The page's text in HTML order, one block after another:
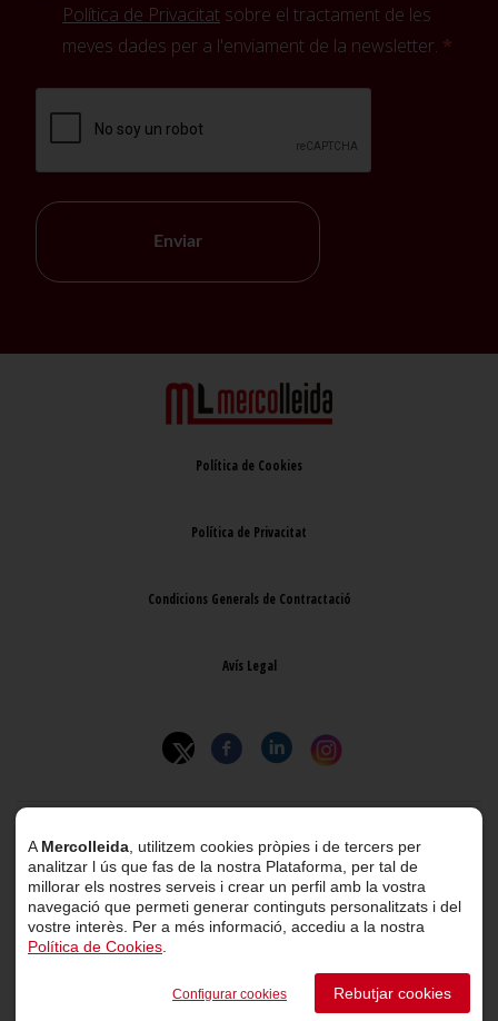
Política de Privacitat sobre el tractament de les
meves dades per a l'enviament de la newsletter.
Enviar
Política de Cookies
Política de Privacitat
Condicions Generals de Contractació
Avís Legal
© 2026 Mercolleida. Tots els drets reservats.
Projecte web desenvolupat perACTIUM Digital
Portal de transparència
A Mercolleida , utilitzem cookies pròpies i de tercers per
analitzar l ús que fas de la nostra Plataforma, per tal de
millorar els nostres serveis i crear un perfil amb la vostra
navegació que permeti generar continguts personalitzats i del
vostre interès. Per a més informació, accediu a la nostra
Política de Cookies
Configurar cookies Rebutjar cookies